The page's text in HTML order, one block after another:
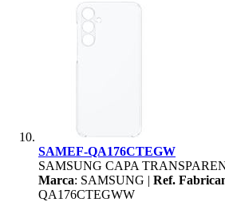
SAMEF-QA176CTEGW
SAMSUNG CAPA
Marca: SAMSUNG | Ref.
QA176CTEGWW